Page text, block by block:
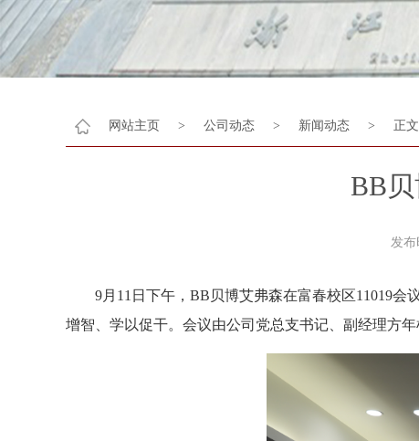
网站主页 > 公司动态 > 新闻动态 > 正文
BB
发
9月11日下午，BB贝博艾弗森在富春校区11019
增智、学以促干。会议由公司党总支书记、副经理方年